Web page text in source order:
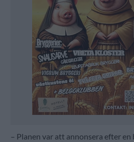
– Planen var att annonsera efter en